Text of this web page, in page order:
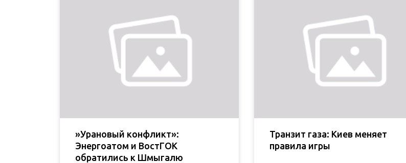
»Урановый конфликт»:
Энергоатом и ВостГОК
обратились к Шмыгалю
Транзит газа: Киев меняет
правила игры